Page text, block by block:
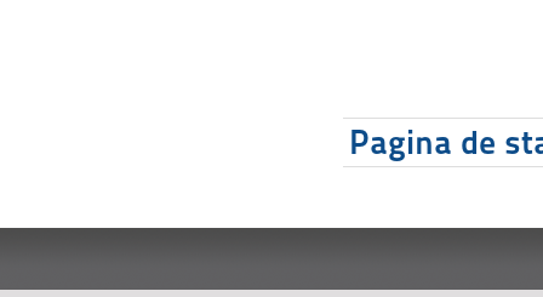
Pagina de